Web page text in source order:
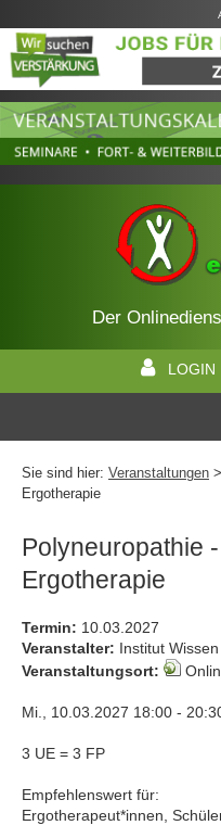
Der
Sie sind hier: Veranstaltungen
Ergotherapie
Polyneuropathie
Ergotherapie
Termin: 10.03.2027
Veranstalter: Institut Wissen
Veranstaltungsort:
Mi., 10.03.2027 18:00 -
3 UE = 3 FP
Empfehlenswert für:
Ergotherapeut*innen,